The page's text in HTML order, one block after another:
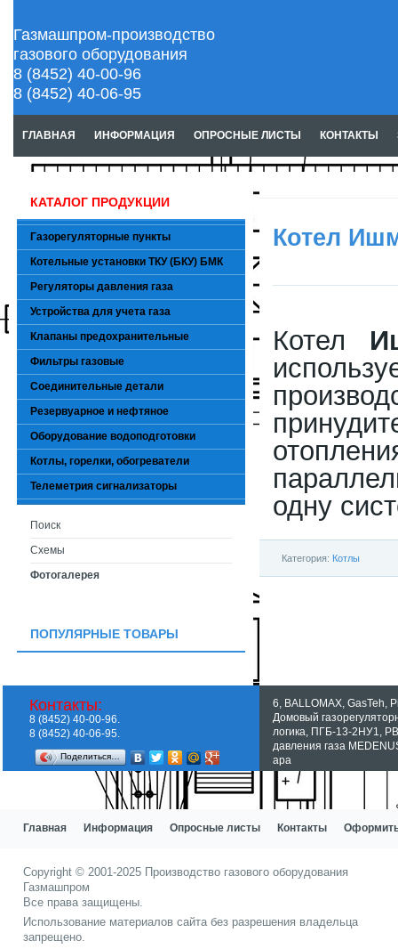
Газмашпром-производство
газового оборудования
8 (8452) 40-00-96
8 (8452) 40-06-95
ГЛАВНАЯ ИНФОРМАЦИЯ ОПРОСНЫЕ ЛИСТЫ КОНТАКТЫ
Котел
Котел
одну
Категория: Котлы
КАТАЛОГ ПРОДУКЦИИ
Газорегуляторные пункты
Котельные установки ТКУ (БКУ) БМК
Регуляторы давления газа
Устройства для учета газа
Клапаны предохранительные
Фильтры газовые
Соединительные детали
Резервуарное и нефтяное
Оборудование водоподготовки
Котлы, горелки, обогреватели
Телеметрия сигнализаторы
Поиск
Схемы
Фотогалерея
ПОПУЛЯРНЫЕ ТОВАРЫ
6, BALLOMAX, GasTeh,
Домовый
логика, ПГБ-13-2НУ1,
давления газа
apa
Показать все теги
Контакты:
8 (8452) 40-00-96.
8 (8452) 40-06-95.
Поделиться…
Главная Информация Опросные листы Контакты Оформить
Copyright © 2001-2025 Производство газового оборудования
Газмашпром
Все права защищены.
Использование материалов сайта без разрешения владельца
запрещено.